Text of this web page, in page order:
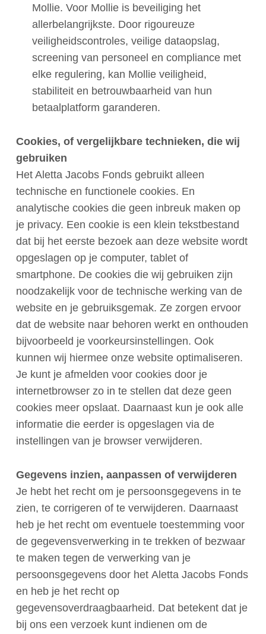
Mollie. Voor Mollie is beveiliging het
allerbelangrijkste. Door rigoureuze
veiligheidscontroles, veilige dataopslag,
screening van personeel en compliance met
elke regulering, kan Mollie veiligheid,
stabiliteit en betrouwbaarheid van hun
betaalplatform garanderen.
Cookies, of vergelijkbare technieken, die wij
gebruiken
Het Aletta Jacobs Fonds gebruikt alleen
technische en functionele cookies. En
analytische cookies die geen inbreuk maken op
je privacy. Een cookie is een klein tekstbestand
dat bij het eerste bezoek aan deze website wordt
opgeslagen op je computer, tablet of
smartphone. De cookies die wij gebruiken zijn
noodzakelijk voor de technische werking van de
website en je gebruiksgemak. Ze zorgen ervoor
dat de website naar behoren werkt en onthouden
bijvoorbeeld je voorkeursinstellingen. Ook
kunnen wij hiermee onze website optimaliseren.
Je kunt je afmelden voor cookies door je
internetbrowser zo in te stellen dat deze geen
cookies meer opslaat. Daarnaast kun je ook alle
informatie die eerder is opgeslagen via de
instellingen van je browser verwijderen.
Gegevens inzien, aanpassen of verwijderen
Je hebt het recht om je persoonsgegevens in te
zien, te corrigeren of te verwijderen. Daarnaast
heb je het recht om eventuele toestemming voor
de gegevensverwerking in te trekken of bezwaar
te maken tegen de verwerking van je
persoonsgegevens door het Aletta Jacobs Fonds
en heb je het recht op
gegevensoverdraagbaarheid. Dat betekent dat je
bij ons een verzoek kunt indienen om de